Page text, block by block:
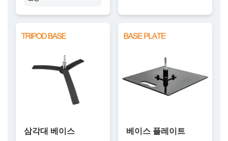
삼각대 베이스 베이스 플레이트